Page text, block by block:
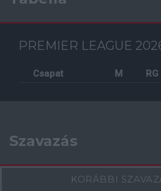
PREMIER LEAGUE
Csapat M RG
Szavazás
KORÁBBI